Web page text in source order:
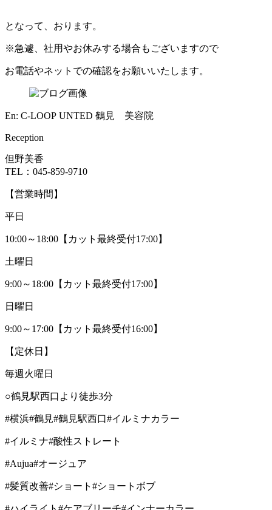
となって、おります。
※急遽、社用やお休みする場合もございますので
お電話やネットでの確認をお願いいたします。
En: C-LOOP UNTED 鶴見 美容院
Reception
但野美香
TEL：045-859-9710
【営業時間】
平日
10:00～18:00【カット最終受付17:00】
土曜日
9:00～18:00【カット最終受付17:00】
日曜日
9:00～17:00【カット最終受付16:00】
【定休日】
毎週火曜日
○鶴見駅西口より徒歩3分
#横浜#鶴見#鶴見駅西口#イルミナカラー
#イルミナ#酸性ストレート
#Aujua#オージュア
#髪質改善#ショート#ショートボブ